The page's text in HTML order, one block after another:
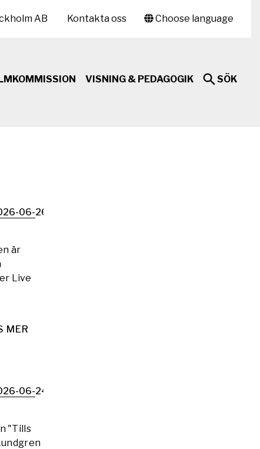
Choose language
AB Kontakta oss
VISNING & PEDAGOGIK SÖK
06-26
är
Live
MER
06-24
"Tills